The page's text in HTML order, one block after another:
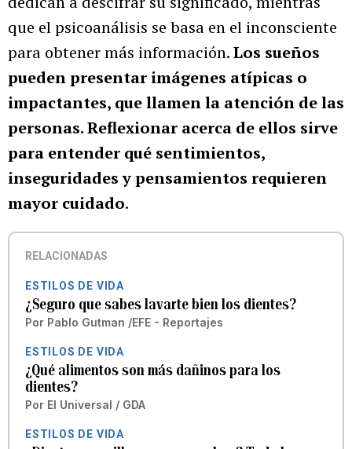
que el psicoanálisis se basa en el inconsciente
para obtener más información.Los sueños
pueden presentar imágenes atípicas o
impactantes, que llamen la atención de las
personas. Reflexionar acerca de ellos sirve
para entender qué sentimientos,
inseguridades y pensamientos requieren
mayor cuidado.
RELACIONADAS
ESTILOS DE VIDA
¿Seguro que sabes lavarte bien los dientes?
Por Pablo Gutman /EFE - Reportajes
ESTILOS DE VIDA
¿Qué alimentos son más dañinos para los
dientes?
Por El Universal / GDA
ESTILOS DE VIDA